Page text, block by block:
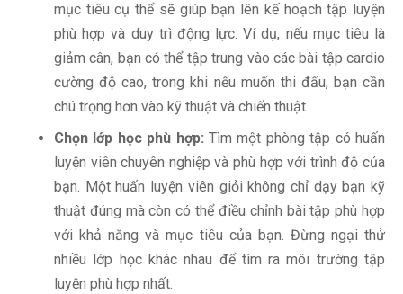
mục tiêu cụ thể sẽ giúp bạn lên kế hoạch tập luyện
phù hợp và duy trì động lực. Ví dụ, nếu mục tiêu là
giảm cân, bạn có thể tập trung vào các bài tập cardio
cường độ cao, trong khi nếu muốn thi đấu, bạn cần
chú trọng hơn vào kỹ thuật và chiến thuật.
Chọn lớp học phù hợp: Tìm một phòng tập có huấn
luyện viên chuyên nghiệp và phù hợp với trình độ của
bạn. Một huấn luyện viên giỏi không chỉ dạy bạn kỹ
thuật đúng mà còn có thể điều chỉnh bài tập phù hợp
với khả năng và mục tiêu của bạn. Đừng ngại thử
nhiều lớp học khác nhau để tìm ra môi trường tập
luyện phù hợp nhất.